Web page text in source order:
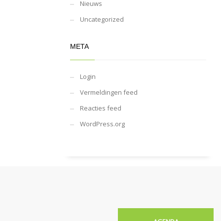
Nieuws
Uncategorized
META
Login
Vermeldingen feed
Reacties feed
WordPress.org